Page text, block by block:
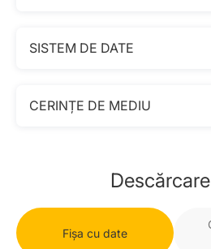
SISTEM DE DATE
CERINȚE DE MEDIU
Fișa cu date